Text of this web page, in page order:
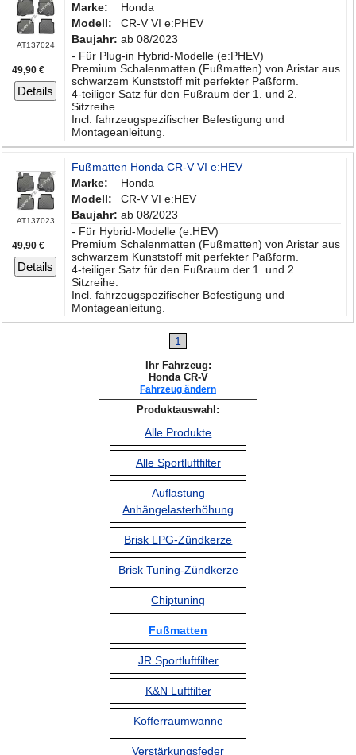
AT137024
49,90 €
Details
Marke:
Honda
Modell:
CR-V VI e:PHEV
Baujahr: ab 08/2023
- Für Plug-in Hybrid-Modelle (e:PHEV)
Premium Schalenmatten (Fußmatten) von Aristar aus
schwarzem Kunststoff mit perfekter Paßform.
4-teiliger Satz für den Fußraum der 1. und 2.
Sitzreihe.
Incl. fahrzeugspezifischer Befestigung und
Montageanleitung.
AT137023
49,90 €
Details
Fußmatten Honda CR-V VI e:HEV
Marke:
Honda
Modell:
CR-V VI e:HEV
Baujahr: ab 08/2023
- Für Hybrid-Modelle (e:HEV)
Premium Schalenmatten (Fußmatten) von Aristar aus
schwarzem Kunststoff mit perfekter Paßform.
4-teiliger Satz für den Fußraum der 1. und 2.
Sitzreihe.
Incl. fahrzeugspezifischer Befestigung und
Montageanleitung.
1
Ihr Fahrzeug:
Honda CR-V
Fahrzeug ändern
Produktauswahl:
Alle Produkte
Alle Sportluftfilter
Auflastung
Anhängelasterhöhung
Brisk LPG-Zündkerze
Brisk Tuning-Zündkerze
Chiptuning
Fußmatten
JR Sportluftfilter
K&N Luftfilter
Kofferraumwanne
Verstärkungsfeder